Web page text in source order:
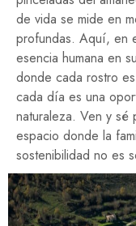
de vida se mide en
profundas. Aquí, en
esencia humana en
donde cada rostro
cada día es una
naturaleza. Ven y sé
espacio donde la
sostenibilidad no es